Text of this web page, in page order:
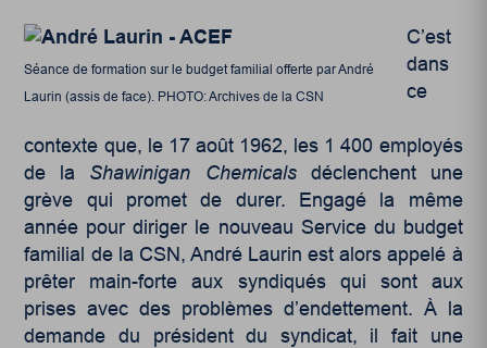
Séance de formation sur le budget familial offerte par André
Laurin (assis de face). PHOTO: Archives de la CSN
C’est
dans
ce
contexte que, le 17 août 1962, les 1 400 employés
de la Shawinigan Chemicalsdéclenchent une
grève qui promet de durer. Engagé la même
année pour diriger le nouveau Service du budget
familial de la CSN, André Laurin est alors appelé à
prêter main-forte aux syndiqués qui sont aux
prises avec des problèmes d’endettement. À la
demande du président du syndicat, il fait une